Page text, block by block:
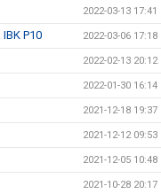
2022-03-13 17:41
P10 2022-03-06 17:18
2022-02-13 20:12
2022-01-30 16:14
2021-12-18 19:37
2021-12-12 09:53
2021-12-05 10:48
2021-10-28 20:17